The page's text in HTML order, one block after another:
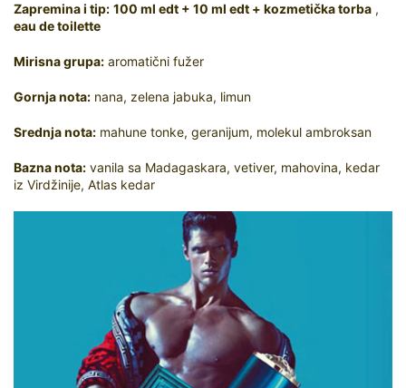
Zapremina i tip: 100 ml edt + 10 ml edt + kozmetička torba ,
eau de toilette
Mirisna grupa: aromatični fužer
Gornja nota: nana, zelena jabuka, limun
Srednja nota: mahune tonke, geranijum, molekul ambroksan
Bazna nota: vanila sa Madagaskara, vetiver, mahovina, kedar
iz Virdžinije, Atlas kedar